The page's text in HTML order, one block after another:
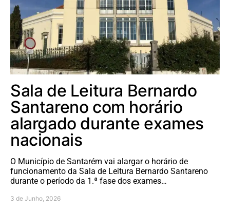
Sala de Leitura Bernardo
Santareno com horário
alargado durante exames
nacionais
O Município de Santarém vai alargar o horário de
funcionamento da Sala de Leitura Bernardo Santareno
durante o período da 1.ª fase dos exames…
3 de Junho, 2026